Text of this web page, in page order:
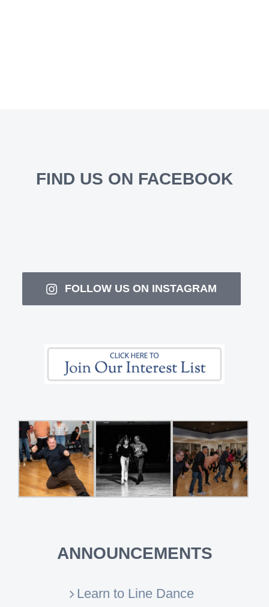
FIND US ON FACEBOOK
FOLLOW US ON INSTAGRAM
ANNOUNCEMENTS
Learn to Line Dance